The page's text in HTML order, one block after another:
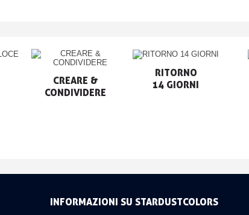
CREARE &
CONDIVIDERE
RITORNO
14 GIORNI
INFORMAZIONI SU STARDUSTCOLORS